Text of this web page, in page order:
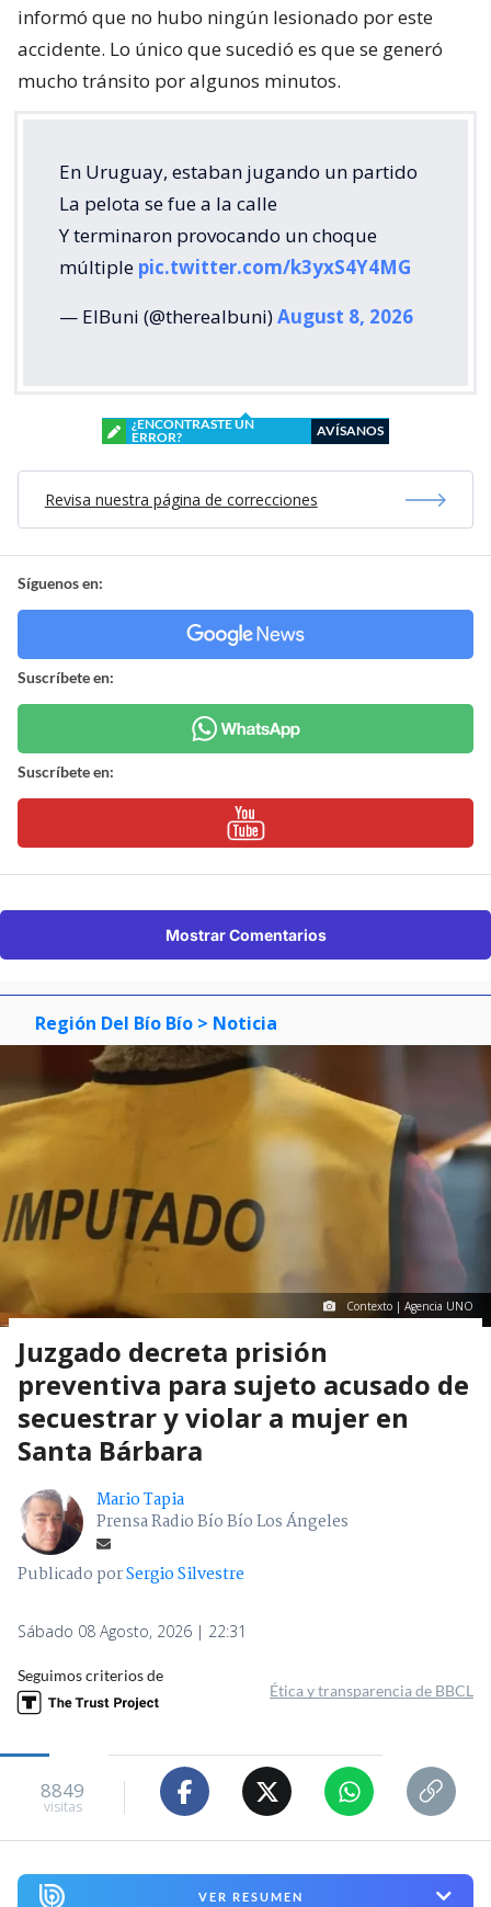
informó que no hubo ningún lesionado por este
accidente. Lo único que sucedió es que se generó
mucho tránsito por algunos minutos.
En Uruguay, estaban jugando un partido
La pelota se fue a la calle
Y terminaron provocando un choque
múltiple pic.twitter.com/k3yxS4Y4MG
— ElBuni (@therealbuni)August 8, 2026
¿ENCONTRASTE UN
ERROR?
AVÍSANOS
Revisa nuestra página de correcciones
Síguenos en:
Suscríbete en:
Suscríbete en:
Mostrar Comentarios
Región Del Bío Bío > Noticia
Contexto | Agencia UNO
Juzgado decreta prisión
preventiva para sujeto acusado de
secuestrar y violar a mujer en
Santa Bárbara
Mario Tapia
Prensa Radio Bío Bío Los Ángeles
Publicado porSergio Silvestre
Sábado 08 Agosto, 2026 | 22:31
Seguimos criterios de
Ética y transparencia de BBCL
8849
visitas
VER RESUMEN